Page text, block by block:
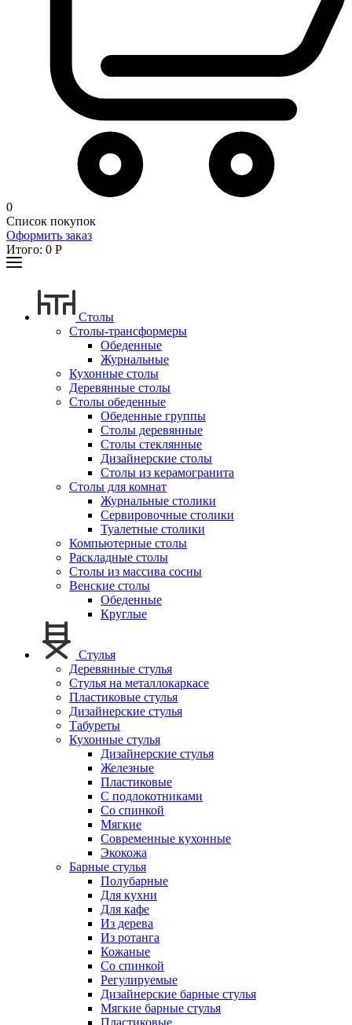
0
Список покупок
Оформить заказ
Итого: 0 Р
Столы
Столы-трансформеры
Обеденные
Журнальные
Кухонные столы
Деревянные столы
Столы обеденные
Обеденные группы
Столы деревянные
Столы стеклянные
Дизайнерские столы
Столы из керамогранита
Столы для комнат
Журнальные столики
Сервировочные столики
Туалетные столики
Компьютерные столы
Раскладные столы
Столы из массива сосны
Венские столы
Обеденные
Круглые
Стулья
Деревянные стулья
Стулья на металлокаркасе
Пластиковые стулья
Дизайнерские стулья
Табуреты
Кухонные стулья
Дизайнерские стулья
Железные
Пластиковые
С подлокотниками
Со спинкой
Мягкие
Современные кухонные
Экокожа
Барные стулья
Полубарные
Для кухни
Для кафе
Из дерева
Из ротанга
Кожаные
Со спинкой
Регулируемые
Дизайнерские барные стулья
Мягкие барные стулья